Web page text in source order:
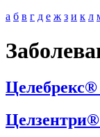
а б в г д е ж з и к л